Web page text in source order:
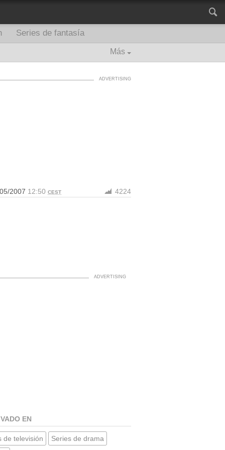
Series de fantasía
Más
2007 12:50 CEST 4224
EN
de televisión Series de drama